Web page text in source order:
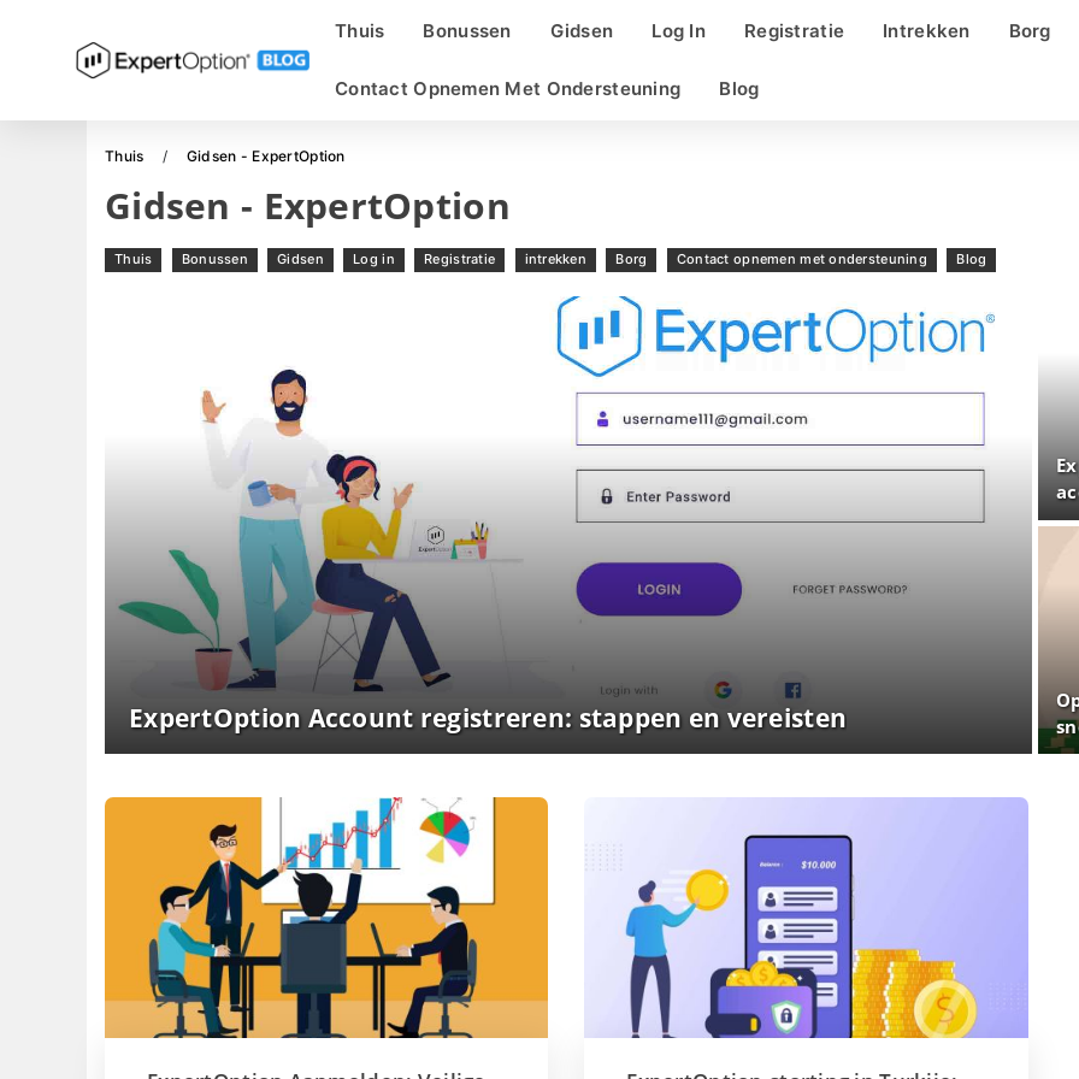
Thuis Bonussen Gidsen Log In Registratie Intrekken Borg
Contact Opnemen Met Ondersteuning Blog
Thuis Gidsen - ExpertOption
Gidsen - ExpertOption
Thuis Bonussen Gidsen Log in Registratie intrekken Borg Contact opnemen met ondersteuning Blog
ExpertOption Account registreren: stappen en vereisten